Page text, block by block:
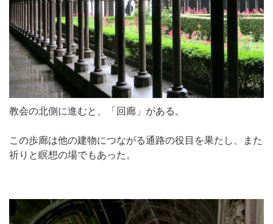
教会の北側に進むと、「回廊」がある。
この歩廊は他の建物につながる通路の役目を果たし、また
祈りと瞑想の場でもあった。